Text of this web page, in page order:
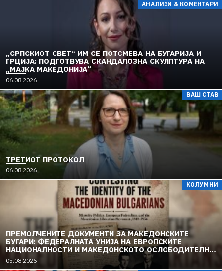
АНАЛИЗИ & КОМЕНТАРИ
„СРПСКИОТ СВЕТ“ ИМ СЕ ПОТСМЕВА НА БУГАРИЈА И
ГРЦИЈА: ПОДГОТВУВА СКАНДАЛОЗНА СКУЛПТУРА НА
„МАЈКА МАКЕДОНИЈА“
06.08.2026
ВАШ СТАВ
ТРЕТИОТ ПРОТОКОЛ
06.08.2026
КОЛУМНИ
ПРЕМОЛЧЕНИТЕ ДОКУМЕНТИ ЗА МАКЕДОНСКИТЕ
БУГАРИ: ФЕДЕРАЛНАТА УНИЈА НА ЕВРОПСКИТЕ
НАЦИОНАЛНОСТИ И МАКЕДОНСКОТО ОСЛОБОДИТЕЛНО
ДВИЖЕЊЕ (1949–1956) (2)
05.08.2026